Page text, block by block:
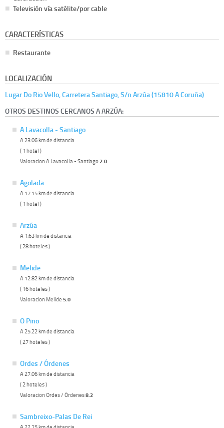
Televisión vía satélite/por cable
CARACTERÍSTICAS
Restaurante
LOCALIZACIÓN
Lugar Do Rio Vello, Carretera Santiago, S/n Arzúa (15810 A Coruña)
OTROS DESTINOS CERCANOS A ARZÚA:
A Lavacolla - Santiago
A 23.06 km de distancia
( 1 hotel )
Valoracion A Lavacolla - Santiago2.0
Agolada
A 17.15 km de distancia
( 1 hotel )
Arzúa
A 1.63 km de distancia
( 28 hoteles )
Melide
A 12.82 km de distancia
( 16 hoteles )
Valoracion Melide 5.0
O Pino
A 25.22 km de distancia
( 27 hoteles )
Ordes / Órdenes
A 27.06 km de distancia
( 2 hoteles )
Valoracion Ordes / Órdenes8.2
Sambreixo-Palas De Rei